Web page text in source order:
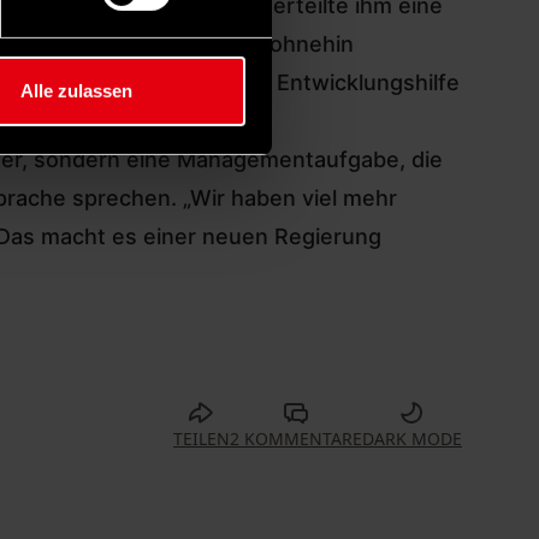
Alle zulassen
geteilt. Faeser erteilte ihm eine
Kontingenten, weil es ohnehin
Die Union möchte die Entwicklungshilfe
sondern eine Managementaufgabe, die
sprechen. „Wir haben viel mehr
macht es einer neuen Regierung
TEILEN2 KOMMENTAREDARK MODE